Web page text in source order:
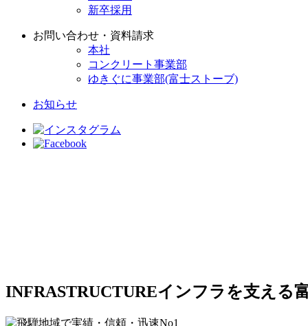
新卒採用
お問い合わせ・資料請求
本社
コンクリート事業部
ゆきぐに事業部(富士ストーブ)
お知らせ
INFRASTRUCTUREインフラを支える